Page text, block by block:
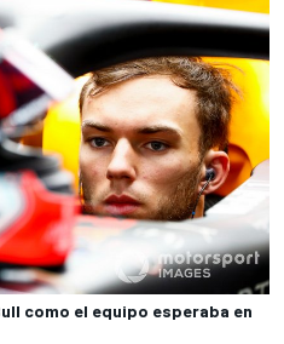
como el equipo esperaba en